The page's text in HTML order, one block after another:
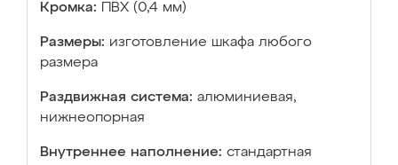
Кромка: ПВХ (0,4 мм)
Размеры: изготовление шкафа любого
размера
Раздвижная система: алюминиевая,
нижнеопорная
Внутреннее наполнение: стандартная